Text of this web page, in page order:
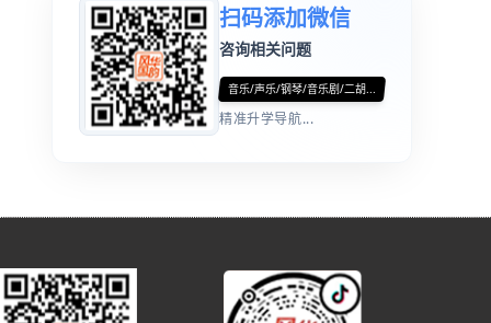
扫码添加微信
咨询相关问题
音乐/声乐/钢琴/音乐剧/二胡...
精准升学导航...